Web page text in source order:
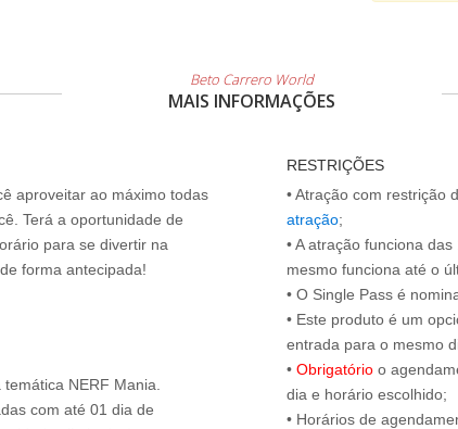
Beto Carrero World
MAIS INFORMAÇÕES
aproveitar ao máximo todas
Terá a oportunidade de
para se divertir na
forma antecipada!
NERF Mania.
com até 01 dia de
RESTRIÇÕES
• Atração com restrição
atração;
• A atração funciona
mesmo funciona até o
• O Single Pass é
• Este produto é um
entrada para o mesmo
• Obrigatório o
dia e horário escolhido;
• Horários de